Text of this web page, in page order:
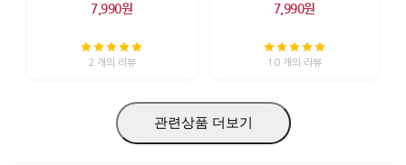
7,990원
2 개의 리뷰
7,990원
10 개의 리뷰
관련상품 더보기